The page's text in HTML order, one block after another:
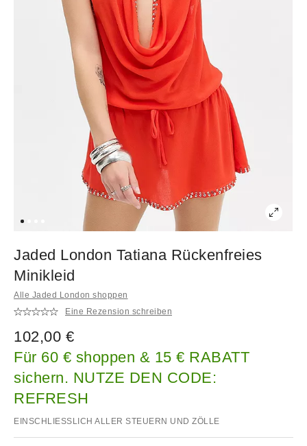
Jaded London Tatiana Rückenfreies
Minikleid
Alle Jaded London shoppen
Eine Rezension schreiben
102,00 €
Für 60 € shoppen & 15 € RABATT
sichern. NUTZE DEN CODE:
REFRESH
EINSCHLIESSLICH ALLER STEUERN UND ZÖLLE